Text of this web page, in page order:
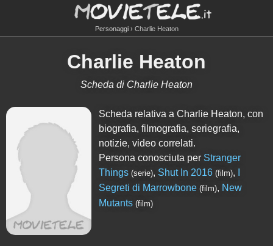
Personaggi Charlie Heaton
Charlie Heaton
Scheda di Charlie Heaton
Scheda relativa a Charlie Heaton, con
biografia, filmografia, seriegrafia,
notizie, video correlati.
Persona conosciuta per Stranger
Things (serie), Shut In 2016 (film),
Segreti di Marrowbone (film), New
Mutants (film)